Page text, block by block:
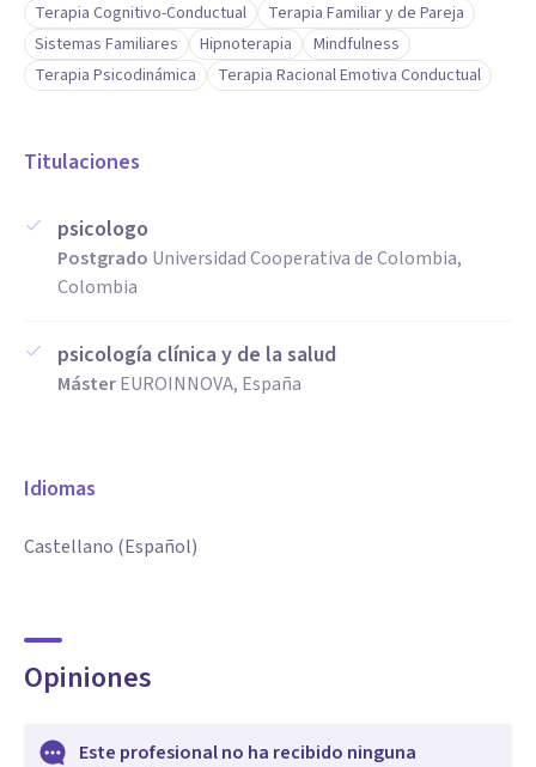
Terapia Cognitivo-Conductual
Terapia Familiar y de Pareja
Sistemas Familiares
Hipnoterapia
Mindfulness
Terapia Psicodinámica
Terapia Racional Emotiva Conductual
Titulaciones
psicologo
Postgrado Universidad Cooperativa de Colombia,
Colombia
psicología clínica y de la salud
MásterEUROINNOVA, España
Idiomas
Castellano (Español)
Opiniones
Este profesional no ha recibido ninguna